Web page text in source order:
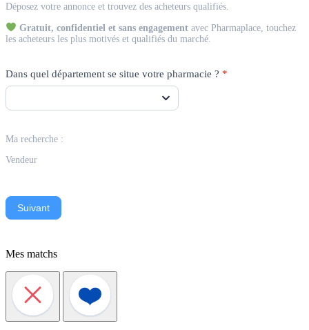
Vendeur
Déposez votre annonce et trouvez des acheteurs qualifiés.
Gratuit, confidentiel et sans engagement avec Pharmaplace, touchez
les acheteurs les plus motivés et qualifiés du marché.
Dans quel département se situe votre pharmacie ? *
Ma recherche :
Vendeur
Suivant
Mes matchs